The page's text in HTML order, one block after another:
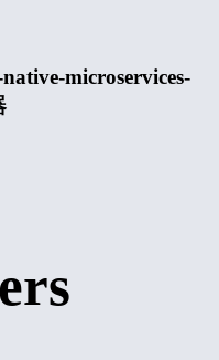
microservices-